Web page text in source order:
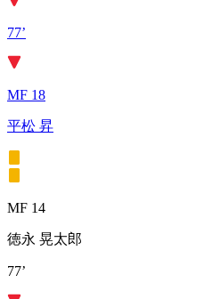
77’
MF 18
平松 昇
MF 14
徳永 晃太郎
77’